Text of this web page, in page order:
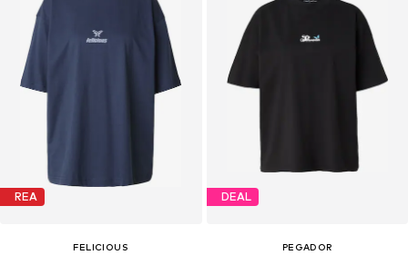
REA
FELICIOUS
DEAL
PEGADOR